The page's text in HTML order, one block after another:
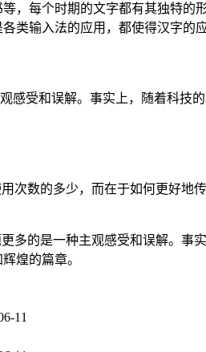
，每个时期的文字都有其独特的
类输入法的应用，都使得汉字的
感受和误解。事实上，随着科
次数的多少，而在于如何更好
多的是一种主观感受和误解。
煌的篇章。
11